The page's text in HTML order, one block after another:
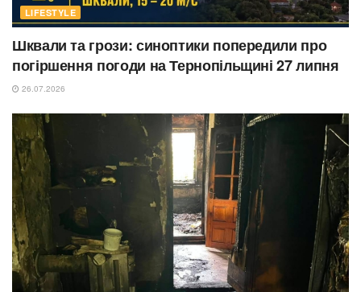
LIFESTYLE
Шквали та грози: синоптики попередили про
погіршення погоди на Тернопільщині 27 липня
26.07.2026